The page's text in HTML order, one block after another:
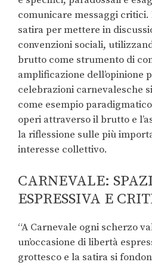
comunicare messaggi
satira per mettere in
convenzioni sociali,
brutto come strumento di
amplificazione dell’opinione
celebrazioni carnevalesche
come esempio
operi attraverso il brutto e
la riflessione sulle più
interesse collettivo.
CARNEVALE:
ESPRESSIVA E
“A Carnevale ogni scherzo
un’occasione di libertà
grottesco e la satira si